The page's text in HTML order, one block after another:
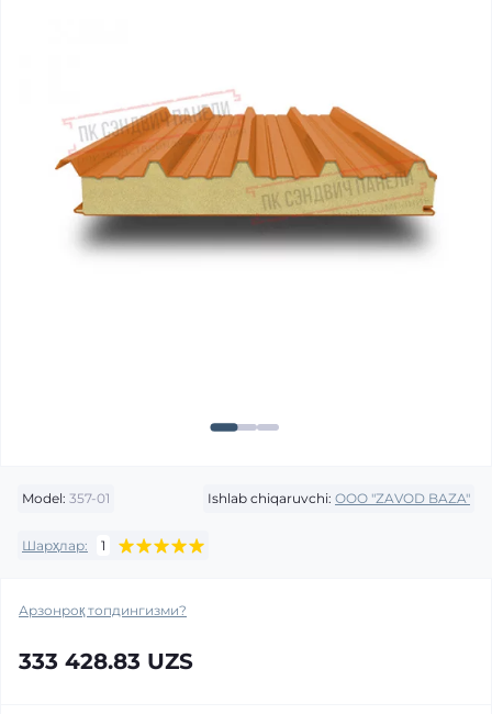
Model: 357-01 Ishlab chiqaruvchi: OOO "ZAVOD BAZA"
Шарҳлар: 1
Арзонроқ топдингизми?
333 428.83 UZS